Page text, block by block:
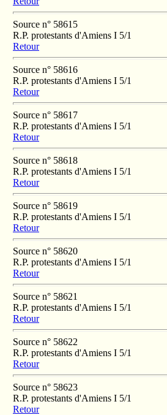
Source n° 58615
R.P. protestants d'Amiens I 5/1
Retour
Source n° 58616
R.P. protestants d'Amiens I 5/1
Retour
Source n° 58617
R.P. protestants d'Amiens I 5/1
Retour
Source n° 58618
R.P. protestants d'Amiens I 5/1
Retour
Source n° 58619
R.P. protestants d'Amiens I 5/1
Retour
Source n° 58620
R.P. protestants d'Amiens I 5/1
Retour
Source n° 58621
R.P. protestants d'Amiens I 5/1
Retour
Source n° 58622
R.P. protestants d'Amiens I 5/1
Retour
Source n° 58623
R.P. protestants d'Amiens I 5/1
Retour